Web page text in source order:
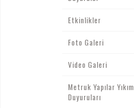
Etkinlikler
Foto Galeri
Video Galeri
Metruk Yapılar Yıkım
Duyuruları